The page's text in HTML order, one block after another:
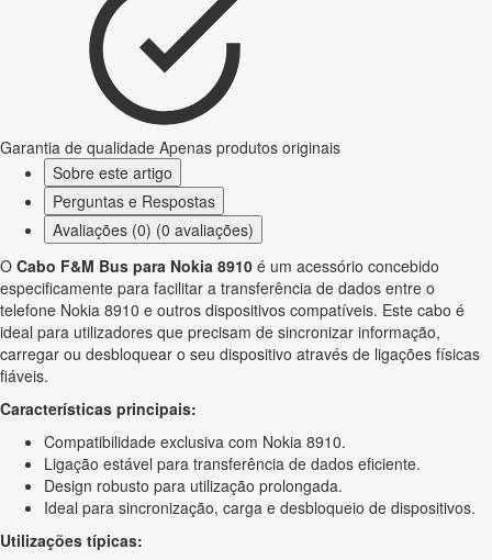
Garantia de qualidade Apenas produtos originais
Sobre este artigo
Perguntas e Respostas
Avaliações (0) (0 avaliações)
O Cabo F&M Bus para Nokia 8910 é um acessório concebido
especificamente para facilitar a transferência de dados entre o
telefone Nokia 8910 e outros dispositivos compatíveis. Este cabo é
ideal para utilizadores que precisam de sincronizar informação,
carregar ou desbloquear o seu dispositivo através de ligações físicas
fiáveis.
Características principais:
Compatibilidade exclusiva com Nokia 8910.
Ligação estável para transferência de dados eficiente.
Design robusto para utilização prolongada.
Ideal para sincronização, carga e desbloqueio de dispositivos.
Utilizações típicas: